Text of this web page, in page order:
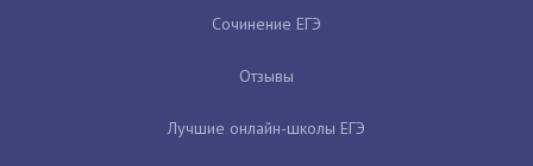
Сочинение ЕГЭ
Отзывы
Лучшие онлайн-школы ЕГЭ